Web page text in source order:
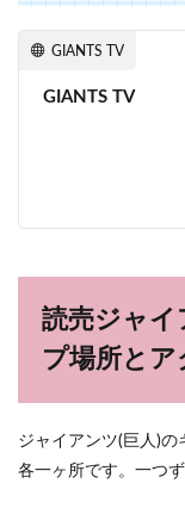
GIANTS TV
GIANTS TV
読売ジャイ
プ場所とア
ジャイアンツ(巨人)
各一ヶ所です。一つ